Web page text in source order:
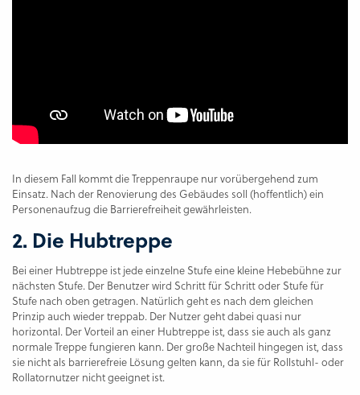
In diesem Fall kommt die Treppenraupe nur vorübergehend zum
Einsatz. Nach der Renovierung des Gebäudes soll (hoffentlich) ein
Personenaufzug die Barrierefreiheit gewährleisten.
2. Die Hubtreppe
Bei einer Hubtreppe ist jede einzelne Stufe eine kleine Hebebühne zur
nächsten Stufe. Der Benutzer wird Schritt für Schritt oder Stufe für
Stufe nach oben getragen. Natürlich geht es nach dem gleichen
Prinzip auch wieder treppab. Der Nutzer geht dabei quasi nur
horizontal. Der Vorteil an einer Hubtreppe ist, dass sie auch als ganz
normale Treppe fungieren kann. Der große Nachteil hingegen ist, dass
sie nicht als barrierefreie Lösung gelten kann, da sie für Rollstuhl- oder
Rollatornutzer nicht geeignet ist.